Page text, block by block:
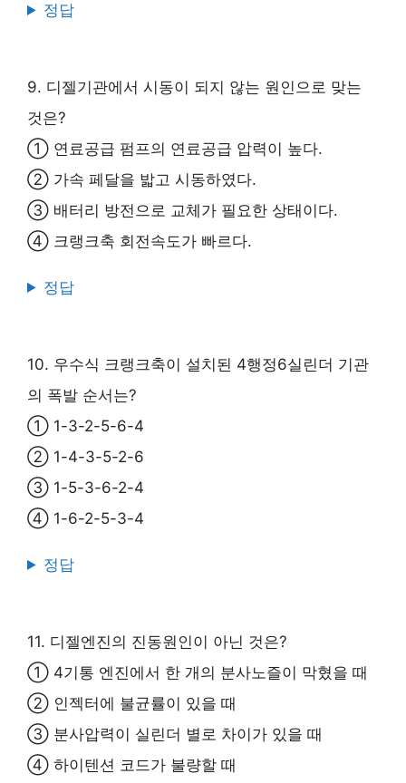
정답
9. 디젤기관에서 시동이 되지 않는 원인으로 맞는
것은?
① 연료공급 펌프의 연료공급 압력이 높다.
② 가속 페달을 밟고 시동하였다.
③ 배터리 방전으로 교체가 필요한 상태이다.
④ 크랭크축 회전속도가 빠르다.
정답
10. 우수식 크랭크축이 설치된 4행정6실린더 기관
의 폭발 순서는?
① 1-3-2-5-6-4
② 1-4-3-5-2-6
③ 1-5-3-6-2-4
④ 1-6-2-5-3-4
정답
11. 디젤엔진의 진동원인이 아닌 것은?
① 4기통 엔진에서 한 개의 분사노즐이 막혔을 때
② 인젝터에 불균률이 있을 때
③ 분사압력이 실린더 별로 차이가 있을 때
④ 하이텐션 코드가 불량할 때